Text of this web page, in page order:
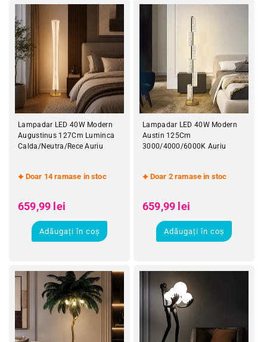
Lampadar LED 40W Modern
Augustinus 127Cm Luminca
Calda/Neutra/Rece Auriu
Doar 14 ramase in stoc
Preț redus
659,99 lei
Adăugați în coș
Lampadar LED 40W Modern
Austin 125Cm
3000/4000/6000K Auriu
Doar 2 ramase in stoc
Preț redus
659,99 lei
Adăugați în coș